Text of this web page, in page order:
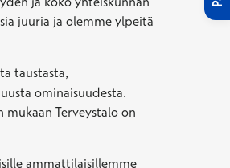
juuria ja olemme ylpeitä
taustasta,
ominaisuudesta.
Terveystalo on
ammattilaisillemme